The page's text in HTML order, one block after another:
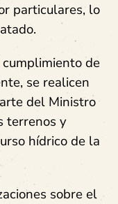
particulares, lo
de
se realicen
del Ministro
terrenos y
hídrico de la
sobre el